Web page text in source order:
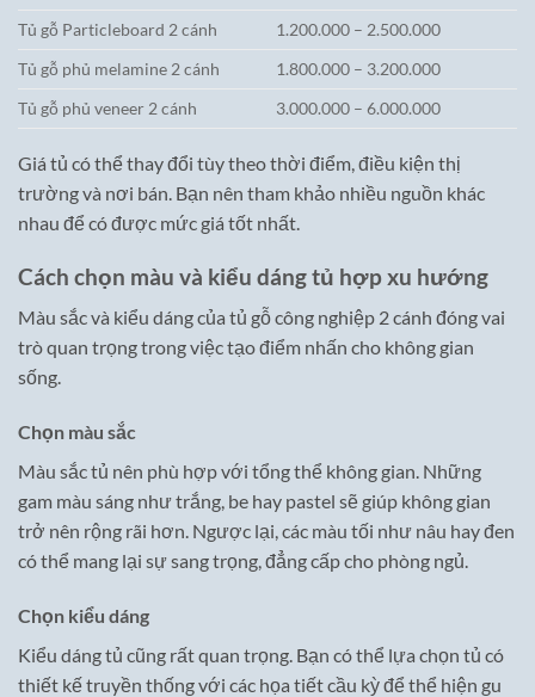
Tủ gỗ Particleboard 2 cánh
1.200.000 – 2.500.000
Tủ gỗ phủ melamine 2 cánh
1.800.000 – 3.200.000
Tủ gỗ phủ veneer 2 cánh
3.000.000 – 6.000.000
Giá tủ có thể thay đổi tùy theo thời điểm, điều kiện thị
trường và nơi bán. Bạn nên tham khảo nhiều nguồn khác
nhau để có được mức giá tốt nhất.
Cách chọn màu và kiểu dáng tủ hợp xu hướng
Màu sắc và kiểu dáng của tủ gỗ công nghiệp 2 cánh đóng vai
trò quan trọng trong việc tạo điểm nhấn cho không gian
sống.
Chọn màu sắc
Màu sắc tủ nên phù hợp với tổng thể không gian. Những
gam màu sáng như trắng, be hay pastel sẽ giúp không gian
trở nên rộng rãi hơn. Ngược lại, các màu tối như nâu hay đen
có thể mang lại sự sang trọng, đẳng cấp cho phòng ngủ.
Chọn kiểu dáng
Kiểu dáng tủ cũng rất quan trọng. Bạn có thể lựa chọn tủ có
thiết kế truyền thống với các họa tiết cầu kỳ để thể hiện gu